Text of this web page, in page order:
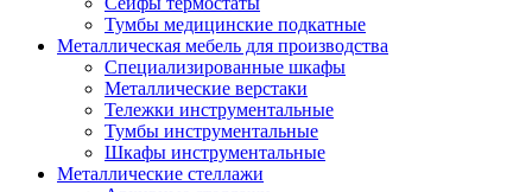
Тумбы медицинские подкатные
Металлическая мебель для производства
Cпециализированные шкафы
Металлические верстаки
Тележки инструментальные
Тумбы инструментальные
Шкафы инструментальные
Металлические стеллажи